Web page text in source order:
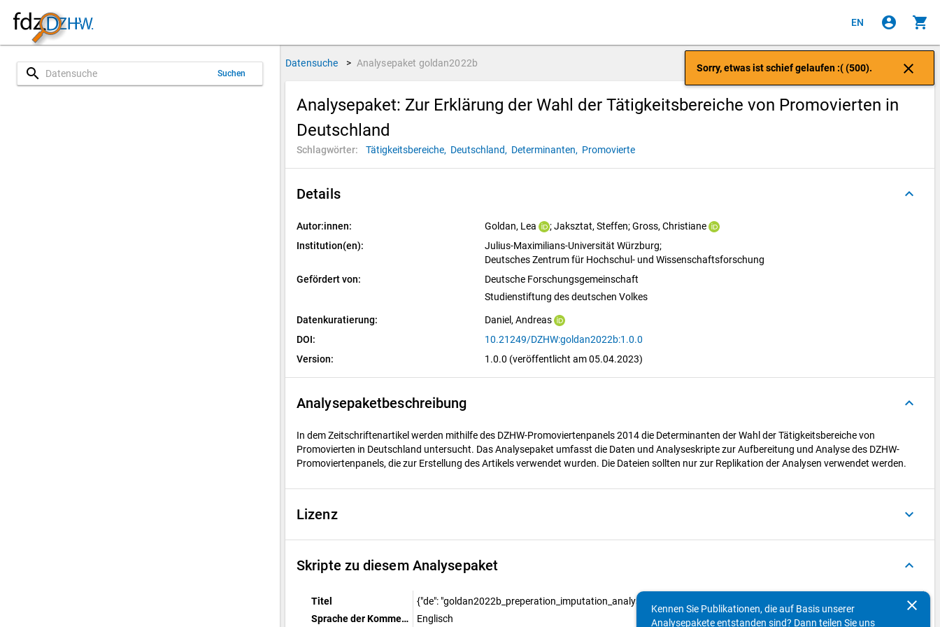
Sorry, etwas ist schief gelaufen :( (500). close
EN account_circle shopping_cart
search Suchen
Datensuche > Analysepaket goldan2022b
Analysepaket: Zur Erklärung der Wahl der Tätigkeitsbereiche von Promovierten in
Deutschland
Schlagwörter: Tätigkeitsbereiche, Deutschland, Determinanten, Promovierte
Details keyboard_arrow_up
Autor:innen: Goldan, Lea ; Jaksztat, Steffen; Gross, Christiane
Institution(en):
Julius-Maximilians-Universität Würzburg;
Deutsches Zentrum für Hochschul- und Wissenschaftsforschung
Gefördert von:
Deutsche Forschungsgemeinschaft
Studienstiftung des deutschen Volkes
Datenkuratierung:
Daniel, Andreas
DOI:
10.21249/DZHW:goldan2022b:1.0.0
Version:
1.0.0 (veröffentlicht am 05.04.2023)
Analysepaketbeschreibung keyboard_arrow_up
In dem Zeitschriftenartikel werden mithilfe des DZHW-Promoviertenpanels 2014 die Determinanten der Wahl der Tätigkeitsbereiche von
Promovierten in Deutschland untersucht. Das Analysepaket umfasst die Daten und Analyseskripte zur Aufbereitung und Analyse des DZHW-
Promoviertenpanels, die zur Erstellung des Artikels verwendet wurden. Die Dateien sollten nur zur Replikation der Analysen verwendet werden.
Lizenz keyboard_arrow_down
Skripte zu diesem Analysepaket keyboard_arrow_up
Titel
Sprache der Kommentierungen
{"de": "goldan2022b_preperation_imputation_analyses.do", "en": "goldan2022b_preperation_imputation_analyses.do"}
Englisch
clear
Kennen Sie Publikationen, die auf Basis unserer
Analysepakete entstanden sind? Dann teilen Sie uns